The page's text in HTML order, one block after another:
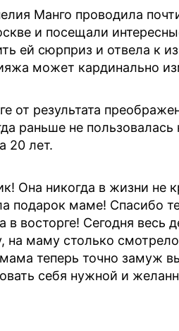
Манго проводила
и посещали
ей сюрприз и отвела к
может кардинально
от результата
раньше не
20 лет.
Она никогда в жизни не
подарок маме! Спасибо
восторге! Сегодня весь
на маму столько
теперь точно замуж
себя нужной и